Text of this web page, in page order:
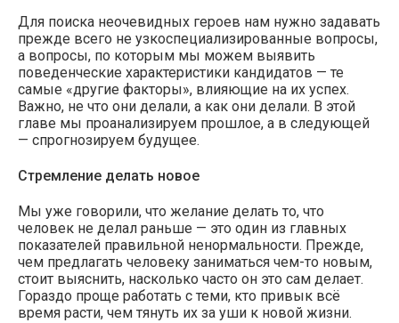
Для поиска неочевидных героев нам нужно задавать
прежде всего не узкоспециализированные вопросы,
а вопросы, по которым мы можем выявить
поведенческие характеристики кандидатов — те
самые «другие факторы», влияющие на их успех.
Важно, не что они делали, а как они делали. В этой
главе мы проанализируем прошлое, а в следующей
— спрогнозируем будущее.
Стремление делать новое
Мы уже говорили, что желание делать то, что
человек не делал раньше — это один из главных
показателей правильной ненормальности. Прежде,
чем предлагать человеку заниматься чем-то новым,
стоит выяснить, насколько часто он это сам делает.
Гораздо проще работать с теми, кто привык всё
время расти, чем тянуть их за уши к новой жизни.